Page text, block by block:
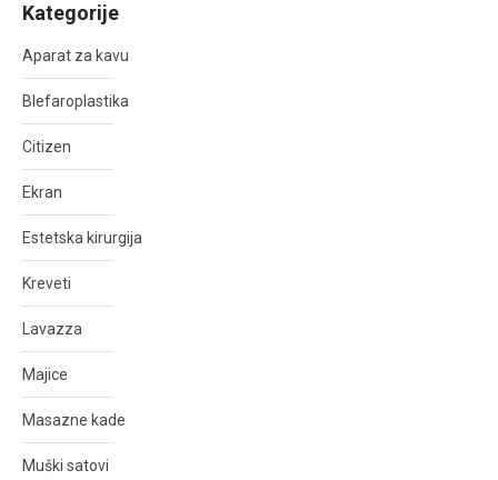
Kategorije
Aparat za kavu
Blefaroplastika
Citizen
Ekran
Estetska kirurgija
Kreveti
Lavazza
Majice
Masazne kade
Muški satovi